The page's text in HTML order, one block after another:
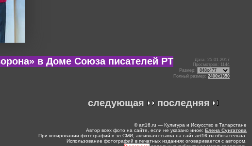
в Доме Союза писателей РТ
Дата: 25.01.2017
Просмотров: 1144
Размер:
Полный размер: 2400x1350
следующая последняя
© art16.ru — Культура и Искусство в Татарстане
Автор всех фото на сайте, если не указано иное: Елена Сунгатова
При копировании фотографий в эл.СМИ, активная ссылка на сайт art16.ru обязательна.
Использование фотографий в печатных изданиях оговаривается с автором.